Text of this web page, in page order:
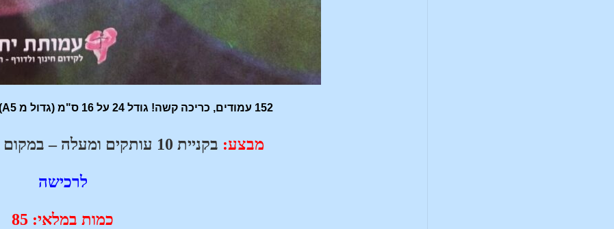
152 עמודים, כריכה קשה! גודל 24 על 16 ס"מ (גדול מ A5) 88 ₪ הוצאת עמותת יחיאל
מבצע: בקניית 10 עותקים ומעלה – במקום
לרכישה
כמות במלאי: 85